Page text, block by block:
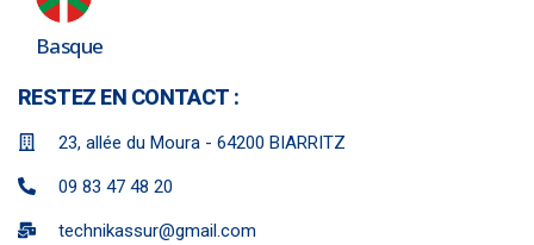
Basque
RESTEZ EN CONTACT :
23, allée du Moura - 64200 BIARRITZ
09 83 47 48 20
technikassur@gmail.com